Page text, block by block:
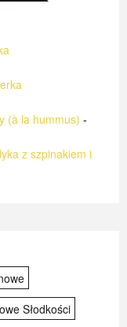
(à la hummus) -
z szpinakiem i
Słodkości